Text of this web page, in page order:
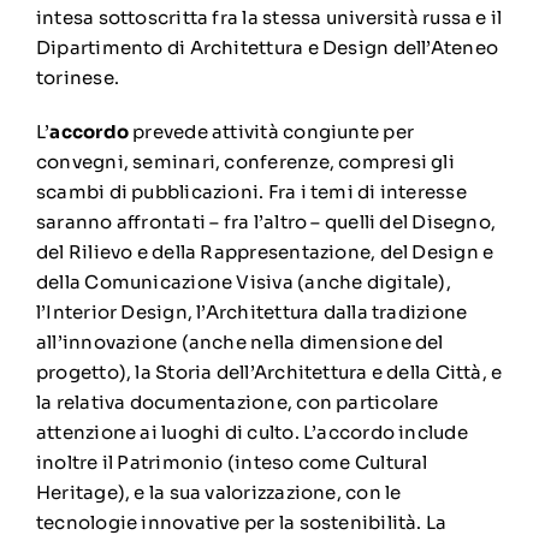
intesa sottoscritta fra la stessa università russa e il
Dipartimento di Architettura e Design dell’Ateneo
torinese.
L’accordo prevede attività congiunte per
convegni, seminari, conferenze, compresi gli
scambi di pubblicazioni. Fra i temi di interesse
saranno affrontati – fra l’altro – quelli del Disegno,
del Rilievo e della Rappresentazione, del Design e
della Comunicazione Visiva (anche digitale),
l’Interior Design, l’Architettura dalla tradizione
all’innovazione (anche nella dimensione del
progetto), la Storia dell’Architettura e della Città, e
la relativa documentazione, con particolare
attenzione ai luoghi di culto. L’accordo include
inoltre il Patrimonio (inteso come Cultural
Heritage), e la sua valorizzazione, con le
tecnologie innovative per la sostenibilità. La